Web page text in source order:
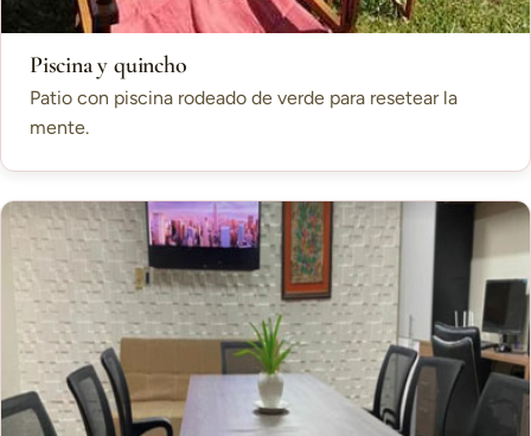
Piscina y quincho
Patio con piscina rodeado de verde para resetear la
mente.